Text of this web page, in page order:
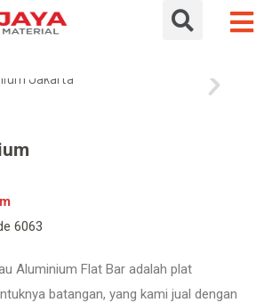
6063
Aluminium Flat Bar adalah plat
batangan, yang kami jual dengan